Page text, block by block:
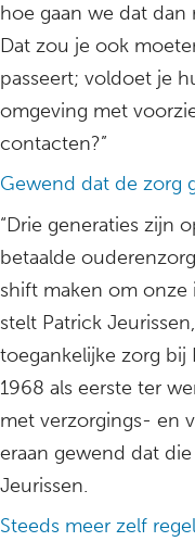
hoe gaan we dat
Dat zou je ook
passeert; voldoet je
omgeving met
contacten?”
Gewend dat de zorg
“Drie generaties zijn
betaalde
shift maken om onze
stelt Patrick
toegankelijke zorg bij
1968 als eerste ter
met verzorgings- en
eraan gewend dat
Jeurissen.
Steeds meer zelf